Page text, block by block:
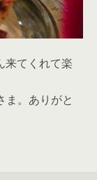
来てくれて楽
ま。ありがと